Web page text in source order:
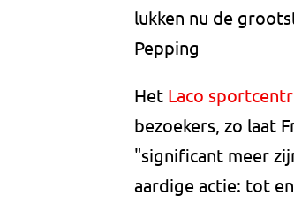
lukken nu de
Pepping
Het Laco
bezoekers, zo laat
"significant meer
aardige actie: tot